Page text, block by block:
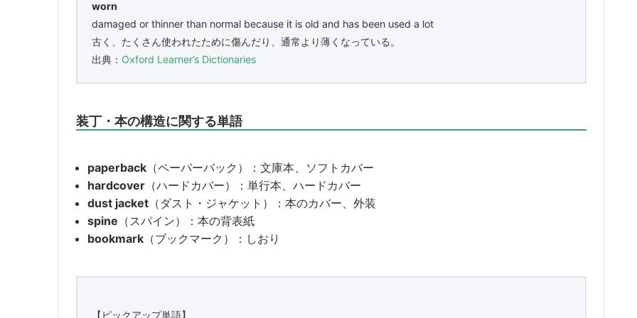
worn
damaged or thinner than normal because it is old and has been used a lot
古く、たくさん使われたために傷んだり、通常より薄くなっている。
出典： Oxford Learner’s Dictionaries
装丁・本の構造に関する単語
paperback （ペーパーバック）：文庫本、ソフトカバー
hardcover （ハードカバー）：単行本、ハードカバー
dust jacket （ダスト・ジャケット）：本のカバー、外装
spine （スパイン）：本の背表紙
bookmark （ブックマーク）：しおり
【ピックアップ単語】